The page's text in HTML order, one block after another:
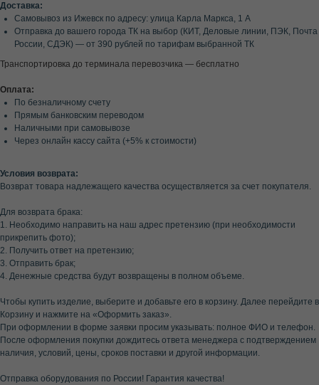
Доставка:
Самовывоз из Ижевск по адресу: улица Карла Маркса, 1 А
Отправка до вашего города ТК на выбор (КИТ, Деловые линии, ПЭК, Почта
России, СДЭК) — от 390 рублей по тарифам выбранной ТК
Транспортировка до терминала перевозчика — бесплатно
Оплата:
По безналичному счету
Прямым банковским переводом
Наличными при самовывозе
Через онлайн кассу сайта (+5% к стоимости)
Условия возврата:
Возврат товара надлежащего качества осуществляется за счет покупателя.
Для возврата брака:
1. Необходимо направить на наш адрес претензию (при необходимости
прикрепить фото);
2. Получить ответ на претензию;
3. Отправить брак;
4. Денежные средства будут возвращены в полном объеме.
Чтобы купить изделие, выберите и добавьте его в корзину. Далее перейдите в
Корзину и нажмите на «Оформить заказ».
При оформлении в форме заявки просим указывать: полное ФИО и телефон.
После оформления покупки дождитесь ответа менеджера с подтверждением
наличия, условий, цены, сроков поставки и другой информации.
Отправка оборудования по России! Гарантия качества!